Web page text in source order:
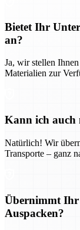
Bietet Ihr
an?
Ja, wir stellen
Materialien zur
Kann ich auch
Natürlich! Wir
Transporte – ganz
Übernimmt Ihr
Auspacken?